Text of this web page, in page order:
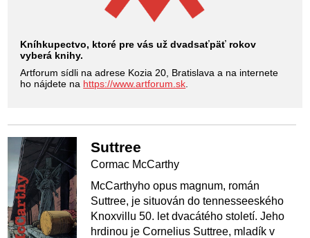
Kníhkupectvo, ktoré pre vás už dvadsaťpäť rokov
vyberá knihy.
Artforum sídli na adrese Kozia 20, Bratislava a na internete
ho nájdete na https://www.artforum.sk
Suttree
Cormac McCarthy
McCarthyho opus magnum, román
Suttree, je situován do tennesseeského
Knoxvillu 50. let dvacátého století. Jeho
hrdinou je Cornelius Suttree, mladík v